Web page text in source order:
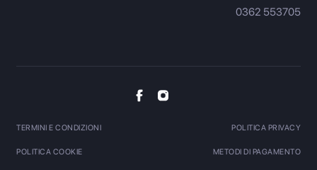
0362 553705
TERMINI E CONDIZIONI POLITICA PRIVACY
POLITICA COOKIE METODI DI PAGAMENTO